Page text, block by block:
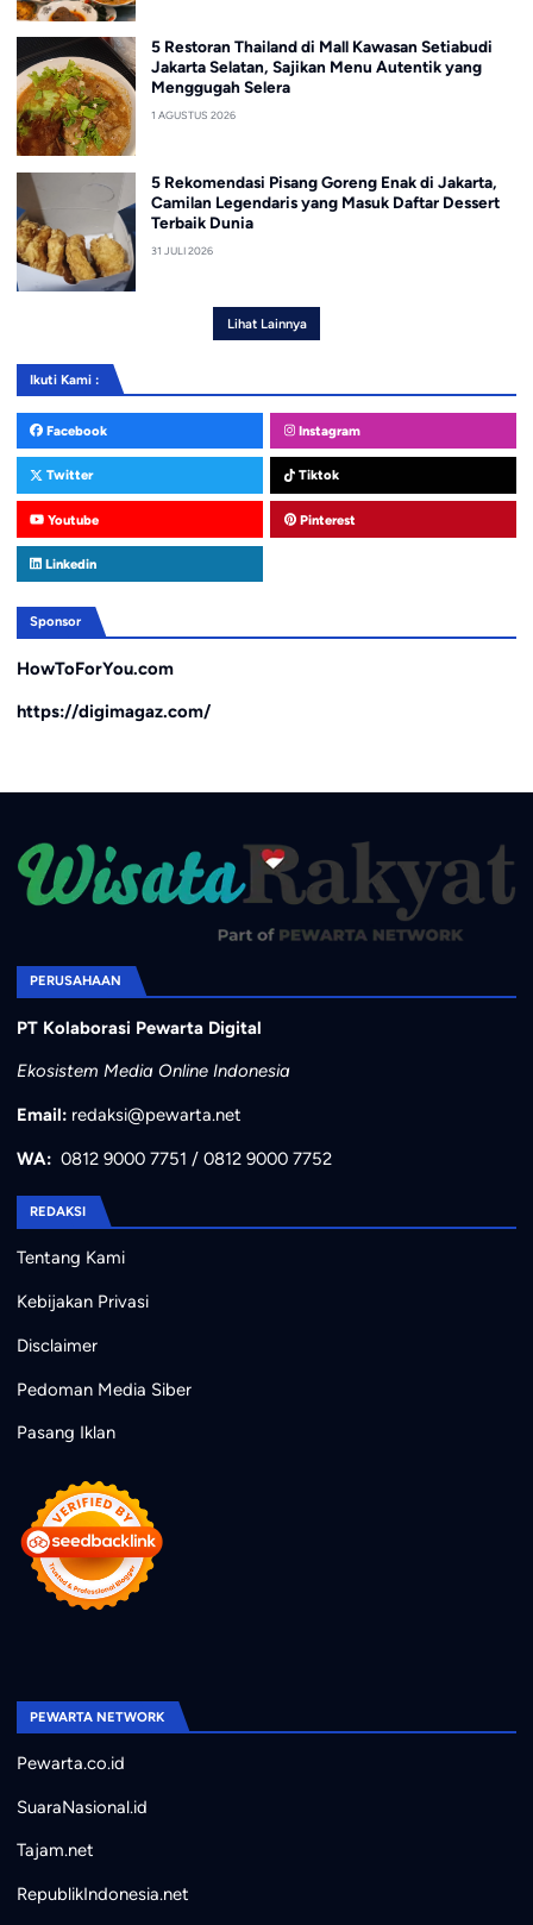
5 Restoran Thailand di Mall Kawasan Setiabudi
Jakarta Selatan, Sajikan Menu Autentik yang
Menggugah Selera
1 AGUSTUS 2026
5 Rekomendasi Pisang Goreng Enak di Jakarta,
Camilan Legendaris yang Masuk Daftar Dessert
Terbaik Dunia
31 JULI 2026
Lihat Lainnya
Ikuti Kami :
Facebook Instagram
Twitter Tiktok
Youtube Pinterest
Linkedin
Sponsor
HowToForYou.com
https://digimagaz.com/
PERUSAHAAN
PT Kolaborasi Pewarta Digital
Ekosistem Media Online Indonesia
Email: redaksi@pewarta.net
WA: 0812 9000 7751 / 0812 9000 7752
REDAKSI
Tentang Kami
Kebijakan Privasi
Disclaimer
Pedoman Media Siber
Pasang Iklan
PEWARTA NETWORK
Pewarta.co.id
SuaraNasional.id
Tajam.net
RepublikIndonesia.net